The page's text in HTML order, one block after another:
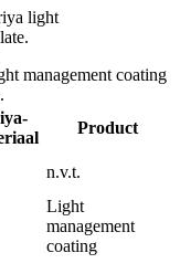
light
management coating
Product
n.v.t.
Light
management
coating